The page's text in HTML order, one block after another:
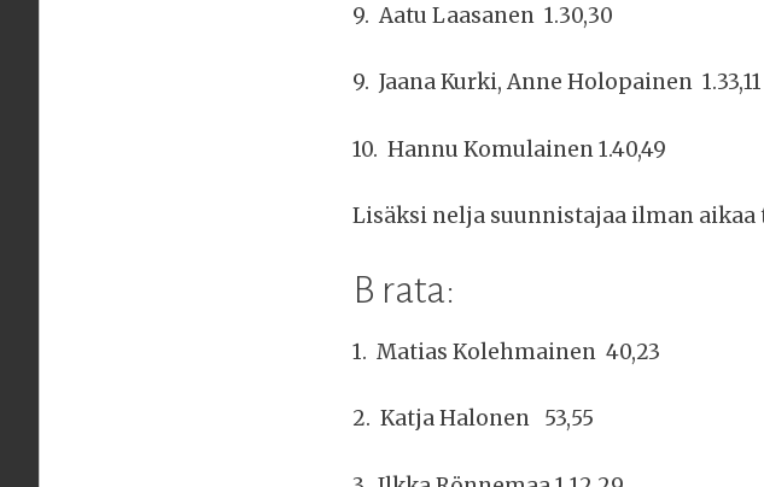
9. Aatu Laasanen 1.30,30
9. Jaana Kurki, Anne Holopainen 1.33,11
10. Hannu Komulainen 1.40,49
Lisäksi nelja suunnistajaa ilman
B rata:
1. Matias Kolehmainen 40,23
2. Katja Halonen 53,55